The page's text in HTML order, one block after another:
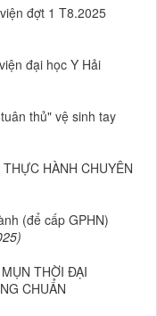
đợt 1 T8.2025
đại học Y Hải
thủ" vệ sinh tay
HÀNH CHUYÊN
(để cấp GPHN)
THỜI ĐẠI
CHUẨN